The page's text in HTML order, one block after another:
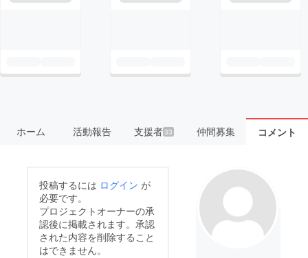
ホーム 活動報告 支援者33 仲間募集 コメント
投稿するには ログイン が
必要です。
プロジェクトオーナーの承
認後に掲載されます。承認
された内容を削除すること
はできません。